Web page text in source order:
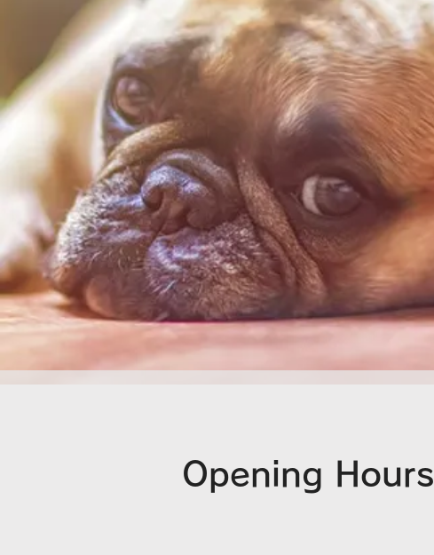
Opening Hours